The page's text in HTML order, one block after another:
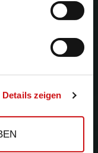
Details zeigen